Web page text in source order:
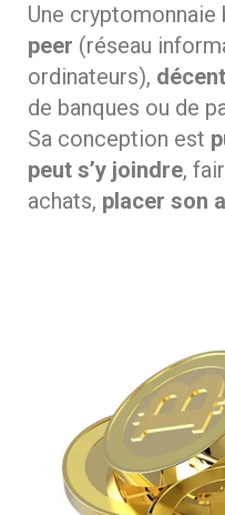
Une cryptomonnaie
peer (réseau
ordinateurs),
de banques ou de
Sa conception est
peut s’y joindre,
achats, placer son